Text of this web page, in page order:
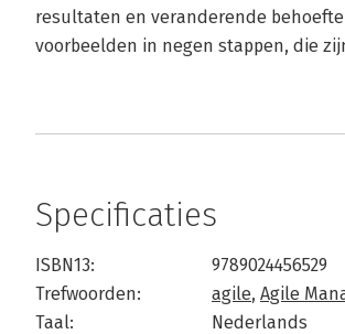
resultaten en veranderende
voorbeelden in negen stappen, die
Specificaties
ISBN13:
9789024456529
Trefwoorden:
agile, Agile
Taal:
Nederlands